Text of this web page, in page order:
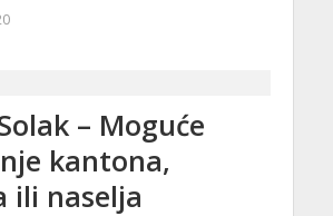
– Moguće
kantona,
ili naselja